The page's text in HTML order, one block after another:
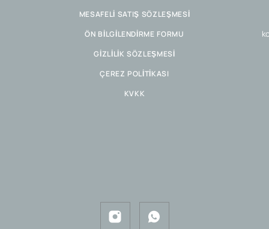
MESAFELİ SATIŞ SÖZLEŞMESİ
ÖN BİLGİLENDİRME FORMU
GİZLİLİK SÖZLEŞMESİ
ÇEREZ POLİTİKASI
KVKK